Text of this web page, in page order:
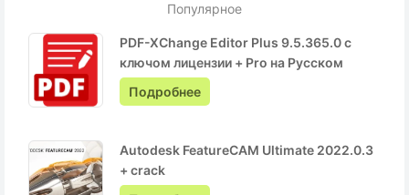
Популярное
PDF-XChange Editor Plus 9.5.365.0 с
ключом лицензии + Pro на Русском
Подробнее
Autodesk FeatureCAM Ultimate 2022.0.3
+ crack